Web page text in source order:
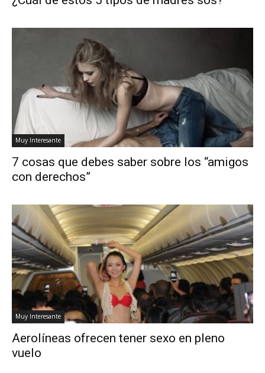
Muy Interesante
7 cosas que debes saber sobre los “amigos
con derechos”
Muy Interesante
Aerolíneas ofrecen tener sexo en pleno
vuelo